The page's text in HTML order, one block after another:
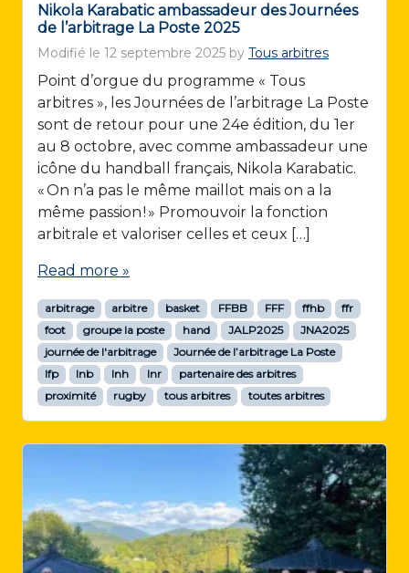
Nikola Karabatic ambassadeur des Journées
de l’arbitrage La Poste 2025
Modifié le 12 septembre 2025 by Tous arbitres
Point d’orgue du programme « Tous
arbitres », les Journées de l’arbitrage La Poste
sont de retour pour une 24e édition, du 1er
au 8 octobre, avec comme ambassadeur une
icône du handball français, Nikola Karabatic.
« On n’a pas le même maillot mais on a la
même passion ! » Promouvoir la fonction
arbitrale et valoriser celles et ceux […]
Read more »
arbitrage arbitre basket FFBB FFF ffhb
ffr
foot
groupe la poste hand JALP2025
JNA2025
journée de l'arbitrage
Journée de l’arbitrage La Poste
lfp
lnb lnh lnr
partenaire des arbitres
proximité
rugby tous arbitres toutes arbitres